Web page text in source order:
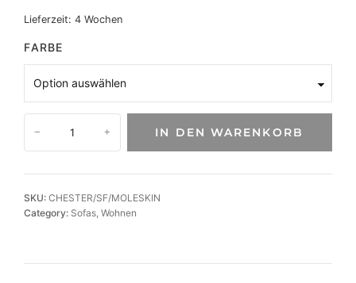
Lieferzeit:4 Wochen
FARBE
i
g
n
f
− + IN DEN WARENKORB
SKU: CHESTER/SF/MOLESKIN
Category: Sofas, Wohnen